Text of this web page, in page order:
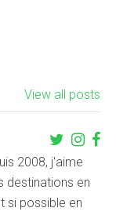
View all posts
2008, j'aime
destinations en
si possible en